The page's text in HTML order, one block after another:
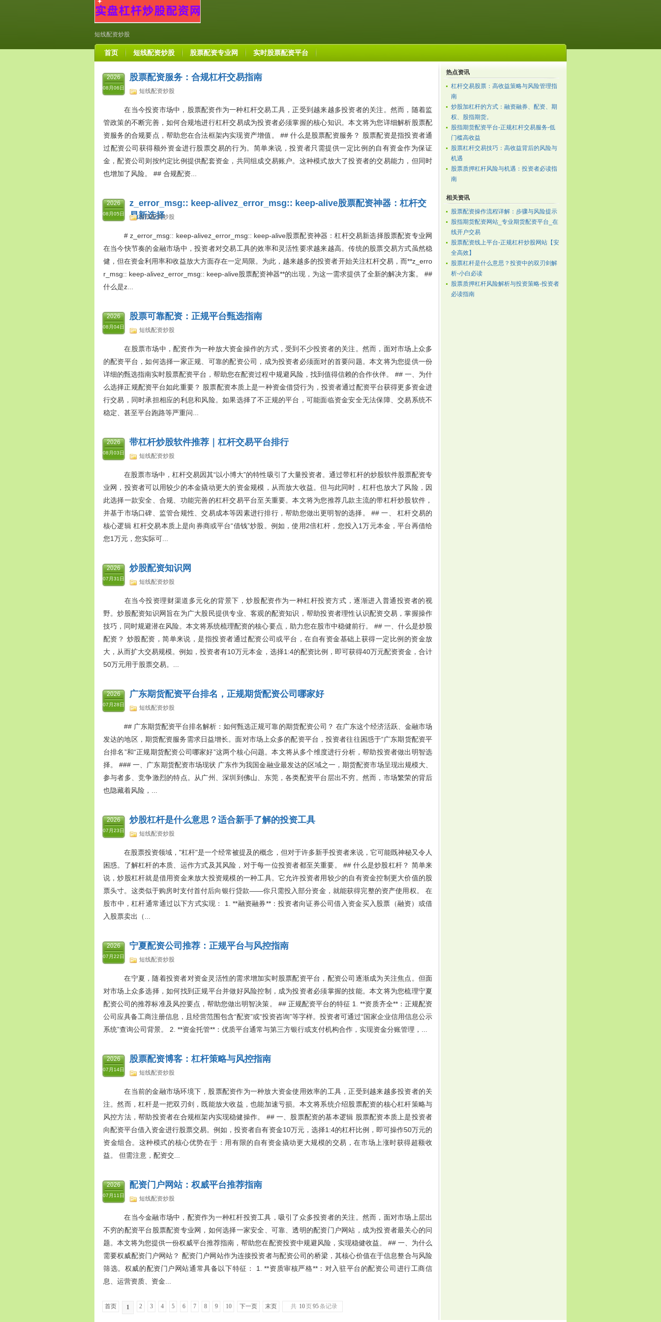
短线配资炒股
首页 短线配资炒股 股票配资专业网 实时股票配资平台
2026
08月06日
股票配资服务：合规杠杆交易指南
短线配资炒股
在当今投资市场中，股票配资作为一种杠杆交易工具，正受到越来越多投资者的关注。然而，随着监
管政策的不断完善，如何合规地进行杠杆交易成为投资者必须掌握的核心知识。本文将为您详细解析股票配
资服务的合规要点，帮助您在合法框架内实现资产增值。 ## 什么是股票配资服务？ 股票配资是指投资者通
过配资公司获得额外资金进行股票交易的行为。简单来说，投资者只需提供一定比例的自有资金作为保证
金，配资公司则按约定比例提供配套资金，共同组成交易账户。这种模式放大了投资者的交易能力，但同时
也增加了风险。 ## 合规配资...
2026
08月05日
z_error_msg:: keep-alivez_error_msg:: keep-alive股票配资神器：杠杆交
易新选择
短线配资炒股
# z_error_msg:: keep-alivez_error_msg:: keep-alive股票配资神器：杠杆交易新选择股票配资专业网
在当今快节奏的金融市场中，投资者对交易工具的效率和灵活性要求越来越高。传统的股票交易方式虽然稳
健，但在资金利用率和收益放大方面存在一定局限。为此，越来越多的投资者开始关注杠杆交易，而**z_erro
r_msg:: keep-alivez_error_msg:: keep-alive股票配资神器**的出现，为这一需求提供了全新的解决方案。 ##
什么是z...
2026
08月04日
股票可靠配资：正规平台甄选指南
短线配资炒股
在股票市场中，配资作为一种放大资金操作的方式，受到不少投资者的关注。然而，面对市场上众多
的配资平台，如何选择一家正规、可靠的配资公司，成为投资者必须面对的首要问题。本文将为您提供一份
详细的甄选指南实时股票配资平台，帮助您在配资过程中规避风险，找到值得信赖的合作伙伴。 ## 一、为什
么选择正规配资平台如此重要？ 股票配资本质上是一种资金借贷行为，投资者通过配资平台获得更多资金进
行交易，同时承担相应的利息和风险。如果选择了不正规的平台，可能面临资金安全无法保障、交易系统不
稳定、甚至平台跑路等严重问...
2026
08月03日
带杠杆炒股软件推荐｜杠杆交易平台排行
短线配资炒股
在股票市场中，杠杆交易因其“以小博大”的特性吸引了大量投资者。通过带杠杆的炒股软件股票配资专
业网，投资者可以用较少的本金撬动更大的资金规模，从而放大收益。但与此同时，杠杆也放大了风险，因
此选择一款安全、合规、功能完善的杠杆交易平台至关重要。本文将为您推荐几款主流的带杠杆炒股软件，
并基于市场口碑、监管合规性、交易成本等因素进行排行，帮助您做出更明智的选择。 ## 一、 杠杆交易的
核心逻辑 杠杆交易本质上是向券商或平台“借钱”炒股。例如，使用2倍杠杆，您投入1万元本金，平台再借给
您1万元，您实际可...
2026
07月31日
炒股配资知识网
短线配资炒股
在当今投资理财渠道多元化的背景下，炒股配资作为一种杠杆投资方式，逐渐进入普通投资者的视
野。炒股配资知识网旨在为广大股民提供专业、客观的配资知识，帮助投资者理性认识配资交易，掌握操作
技巧，同时规避潜在风险。本文将系统梳理配资的核心要点，助力您在股市中稳健前行。 ## 一、什么是炒股
配资？ 炒股配资，简单来说，是指投资者通过配资公司或平台，在自有资金基础上获得一定比例的资金放
大，从而扩大交易规模。例如，投资者有10万元本金，选择1:4的配资比例，即可获得40万元配资资金，合计
50万元用于股票交易。...
2026
07月28日
广东期货配资平台排名，正规期货配资公司哪家好
短线配资炒股
## 广东期货配资平台排名解析：如何甄选正规可靠的期货配资公司？ 在广东这个经济活跃、金融市场
发达的地区，期货配资服务需求日益增长。面对市场上众多的配资平台，投资者往往困惑于“广东期货配资平
台排名”和“正规期货配资公司哪家好”这两个核心问题。本文将从多个维度进行分析，帮助投资者做出明智选
择。 ### 一、广东期货配资市场现状 广东作为我国金融业最发达的区域之一，期货配资市场呈现出规模大、
参与者多、竞争激烈的特点。从广州、深圳到佛山、东莞，各类配资平台层出不穷。然而，市场繁荣的背后
也隐藏着风险，...
2026
07月23日
炒股杠杆是什么意思？适合新手了解的投资工具
短线配资炒股
在股票投资领域，"杠杆"是一个经常被提及的概念，但对于许多新手投资者来说，它可能既神秘又令人
困惑。了解杠杆的本质、运作方式及其风险，对于每一位投资者都至关重要。 ## 什么是炒股杠杆？ 简单来
说，炒股杠杆就是借用资金来放大投资规模的一种工具。它允许投资者用较少的自有资金控制更大价值的股
票头寸。这类似于购房时支付首付后向银行贷款——你只需投入部分资金，就能获得完整的资产使用权。 在
股市中，杠杆通常通过以下方式实现： 1. **融资融券**：投资者向证券公司借入资金买入股票（融资）或借
入股票卖出（...
2026
07月22日
宁夏配资公司推荐：正规平台与风控指南
短线配资炒股
在宁夏，随着投资者对资金灵活性的需求增加实时股票配资平台，配资公司逐渐成为关注焦点。但面
对市场上众多选择，如何找到正规平台并做好风险控制，成为投资者必须掌握的技能。本文将为您梳理宁夏
配资公司的推荐标准及风控要点，帮助您做出明智决策。 ## 正规配资平台的特征 1. **资质齐全**：正规配资
公司应具备工商注册信息，且经营范围包含“配资”或“投资咨询”等字样。投资者可通过“国家企业信用信息公示
系统”查询公司背景。 2. **资金托管**：优质平台通常与第三方银行或支付机构合作，实现资金分账管理，...
2026
07月14日
股票配资博客：杠杆策略与风控指南
短线配资炒股
在当前的金融市场环境下，股票配资作为一种放大资金使用效率的工具，正受到越来越多投资者的关
注。然而，杠杆是一把双刃剑，既能放大收益，也能加速亏损。本文将系统介绍股票配资的核心杠杆策略与
风控方法，帮助投资者在合规框架内实现稳健操作。 ## 一、股票配资的基本逻辑 股票配资本质上是投资者
向配资平台借入资金进行股票交易。例如，投资者自有资金10万元，选择1:4的杠杆比例，即可操作50万元的
资金组合。这种模式的核心优势在于：用有限的自有资金撬动更大规模的交易，在市场上涨时获得超额收
益。 但需注意，配资交...
2026
07月11日
配资门户网站：权威平台推荐指南
短线配资炒股
在当今金融市场中，配资作为一种杠杆投资工具，吸引了众多投资者的关注。然而，面对市场上层出
不穷的配资平台股票配资专业网，如何选择一家安全、可靠、透明的配资门户网站，成为投资者最关心的问
题。本文将为您提供一份权威平台推荐指南，帮助您在配资投资中规避风险，实现稳健收益。 ## 一、为什么
需要权威配资门户网站？ 配资门户网站作为连接投资者与配资公司的桥梁，其核心价值在于信息整合与风险
筛选。权威的配资门户网站通常具备以下特征： 1. **资质审核严格**：对入驻平台的配资公司进行工商信
息、运营资质、资金...
首页 1 2 3 4 5 6 7 8 9 10 下一页 末页 共 10页95条记录
热点资讯
杠杆交易股票：高收益策略与风险管理指
南
炒股加杠杆的方式：融资融券、配资、期
权、股指期货。
股指期货配资平台-正规杠杆交易服务-低
门槛高收益
股票杠杆交易技巧：高收益背后的风险与
机遇
股票质押杠杆风险与机遇：投资者必读指
南
相关资讯
股票配资操作流程详解：步骤与风险提示
股指期货配资网站_专业期货配资平台_在
线开户交易
股票配资线上平台-正规杠杆炒股网站【安
全高效】
股票杠杆是什么意思？投资中的双刃剑解
析-小白必读
股票质押杠杆风险解析与投资策略-投资者
必读指南